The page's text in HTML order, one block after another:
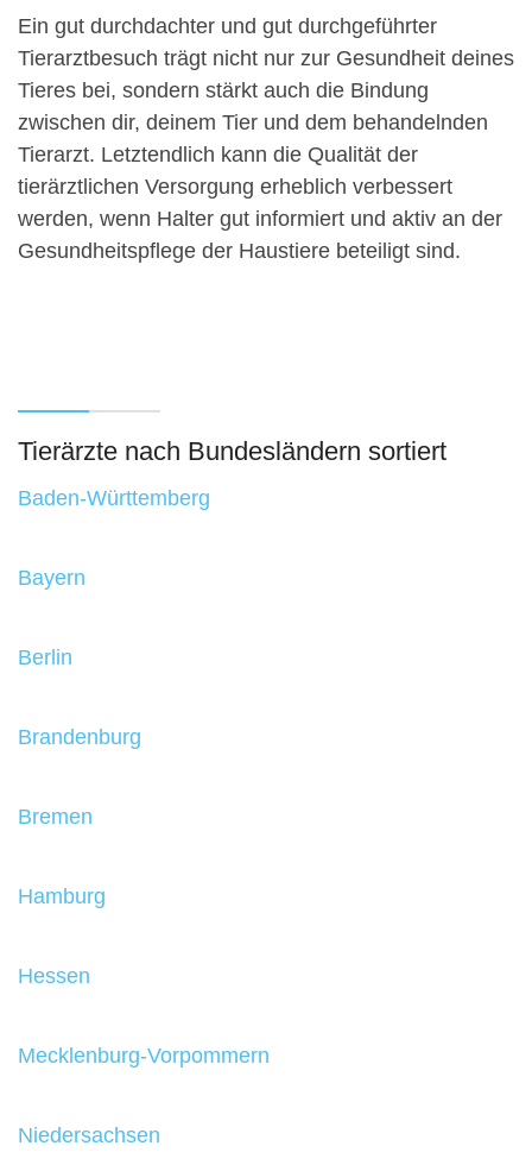
Ein gut durchdachter und gut durchgeführter
Tierarztbesuch trägt nicht nur zur Gesundheit deines
Tieres bei, sondern stärkt auch die Bindung
zwischen dir, deinem Tier und dem behandelnden
Tierarzt. Letztendlich kann die Qualität der
tierärztlichen Versorgung erheblich verbessert
werden, wenn Halter gut informiert und aktiv an der
Gesundheitspflege der Haustiere beteiligt sind.
Tierärzte nach Bundesländern sortiert
Baden-Württemberg
Bayern
Berlin
Brandenburg
Bremen
Hamburg
Hessen
Mecklenburg-Vorpommern
Niedersachsen